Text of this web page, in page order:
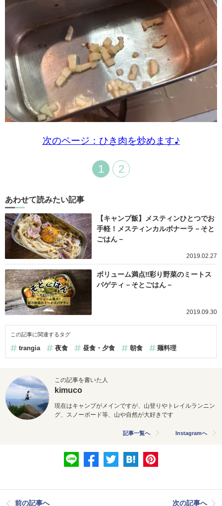
次のページ：ひき肉を炒めます♪
1 2
あわせて読みたい記事
【キャンプ飯】メスティンひとつでお
手軽！メスティンカルボナーラ－そと
ごはん－
2019.02.27
ボリューム満点‼︎彩り野菜のミートス
パゲティ－そとごはん－
2019.09.30
この記事に関連するタグ
trangia 夜食 昼食・夕食 朝食 麺料理
この記事を書いた人
kimuco
現在はキャンプがメインですが、山登りやトレイルランニン
グ、スノーボード等、山や自然が大好きです
記事一覧へ Instagramへ
前の記事へ 次の記事へ